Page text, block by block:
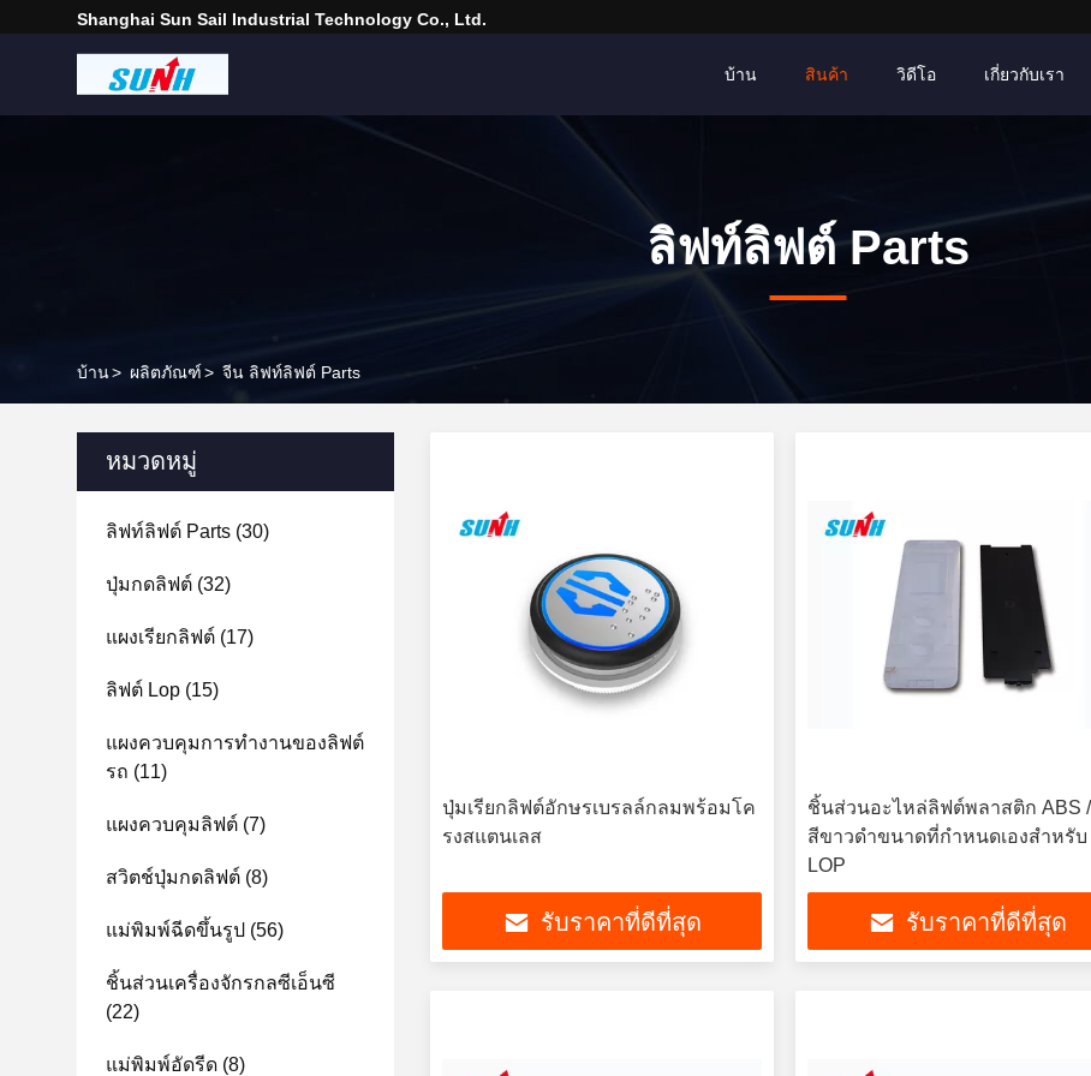
Shanghai Sun Sail Industrial Technology Co., Ltd.
บ้าน สินค้า วิดีโอ เกี่ยวกับเรา
ลิฟท์ลิฟต์ Parts
บ้าน> ผลิตภัณฑ์> จีน ลิฟท์ลิฟต์ Parts
หมวดหมู่
ลิฟท์ลิฟต์ Parts (30)
ปุ่มกดลิฟต์ (32)
แผงเรียกลิฟต์ (17)
ลิฟต์ Lop (15)
แผงควบคุมการทำงานของลิฟต์
รถ (11)
แผงควบคุมลิฟต์ (7)
สวิตช์ปุ่มกดลิฟต์ (8)
แม่พิมพ์ฉีดขึ้นรูป (56)
ชิ้นส่วนเครื่องจักรกลซีเอ็นซี
(22)
แม่พิมพ์อัดรีด (8)
ปุ่มเรียกลิฟต์อักษรเบรลล์กลมพร้อมโค
รงสแตนเลส
รับราคาที่ดีที่สุด
ชิ้นส่วนอะไหล่ลิฟต์พลาสติก ABS
สีขาวดำขนาดที่กำหนดเองสำหรับ
LOP
รับราคาที่ดีที่สุด